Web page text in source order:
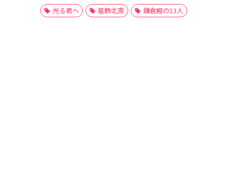
光る君へ
葛飾北斎 鎌倉殿の13人